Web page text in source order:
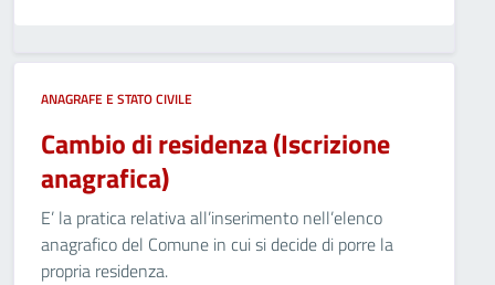
ANAGRAFE E STATO CIVILE
Cambio di residenza (Iscrizione
anagrafica)
E’ la pratica relativa all’inserimento nell’elenco
anagrafico del Comune in cui si decide di porre la
propria residenza.